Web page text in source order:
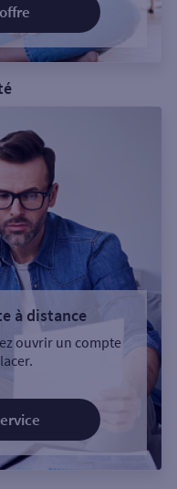
à distance
ouvrir un compte